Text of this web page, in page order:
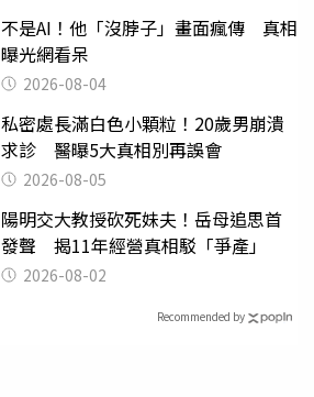
不是AI！他「沒脖子」畫面瘋傳 真相
曝光網看呆
2026-08-04
私密處長滿白色小顆粒！20歲男崩潰
求診 醫曝5大真相別再誤會
2026-08-05
陽明交大教授砍死妹夫！岳母追思首
發聲 揭11年經營真相駁「爭產」
2026-08-02
Recommended by